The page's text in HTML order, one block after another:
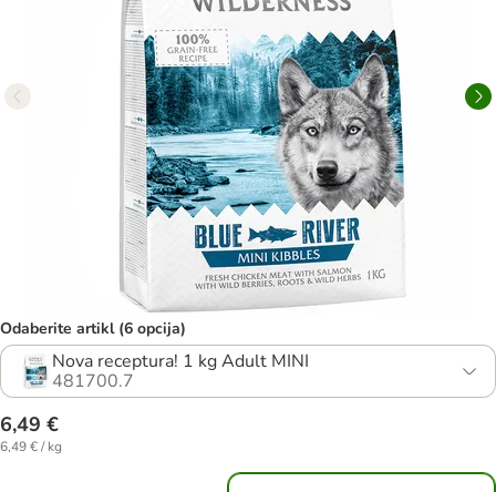
Odaberite artikl (6 opcija)
Nova receptura! 1 kg Adult MINI
481700.7
6,49 €
6,49 € / kg